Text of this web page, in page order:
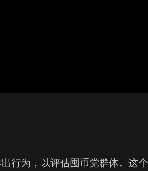
行为，以评估囤币党群体。这个